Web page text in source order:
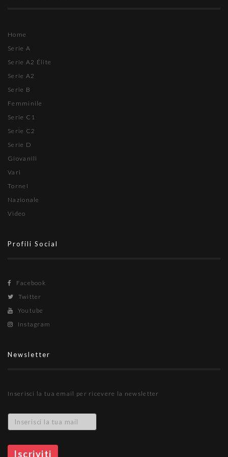
Home
Serie A
Serie A2 Élite
Serie A2
Serie B
Femminile
Serie C1
Serie C2
Serie D
Giovanili
Vari
Tornei
Nazionale
Video
Profili Social
Facebook
Twitter
Youtube
Instagram
Newsletter
Inserisci la tua email per ricevere la newsletter